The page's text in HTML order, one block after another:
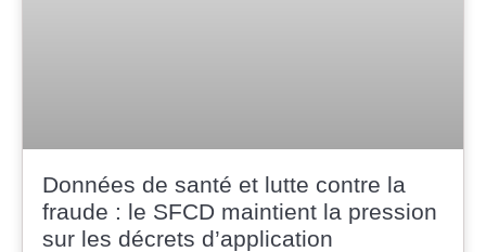
Données de santé et lutte contre la
fraude : le SFCD maintient la pression
sur les décrets d’application